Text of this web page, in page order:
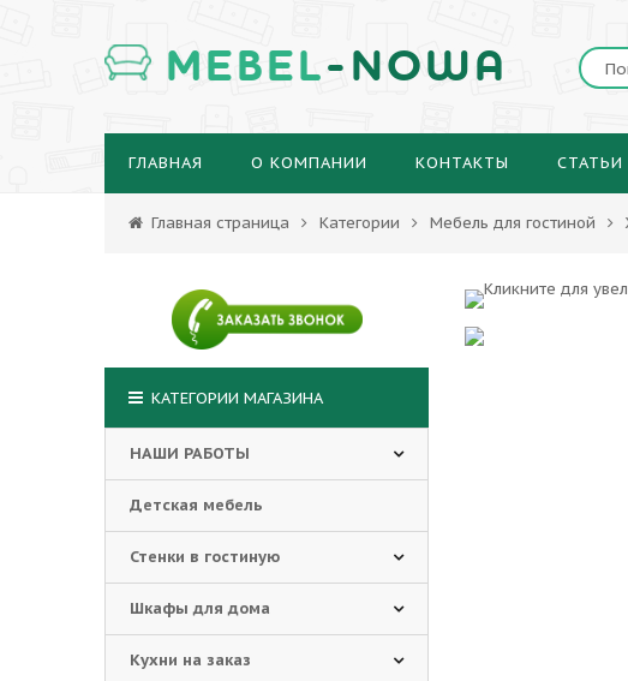
MEBEL-NOWA
ГЛАВНАЯ О КОМПАНИИ КОНТАКТЫ СТАТЬИ
Главная страница Категории Мебель для гостиной
КАТЕГОРИИ МАГАЗИНА
НАШИ РАБОТЫ
Детская мебель
Стенки в гостиную
Шкафы для дома
Кухни на заказ